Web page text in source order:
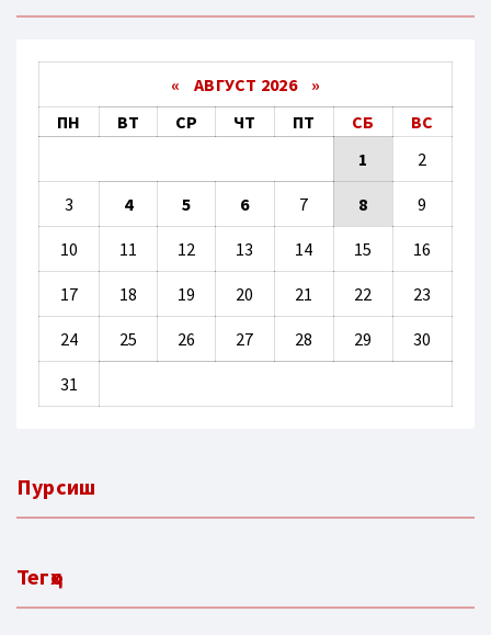
« АВГУСТ 2026 »
ПН
ВТ СР ЧТ ПТ СБ
ВС
1
2
3 4 5 6 7 8 9
10 11 12 13 14 15 16
17 18 19 20 21 22 23
24 25 26 27 28 29 30
31
Пурсиш
Тегҳо